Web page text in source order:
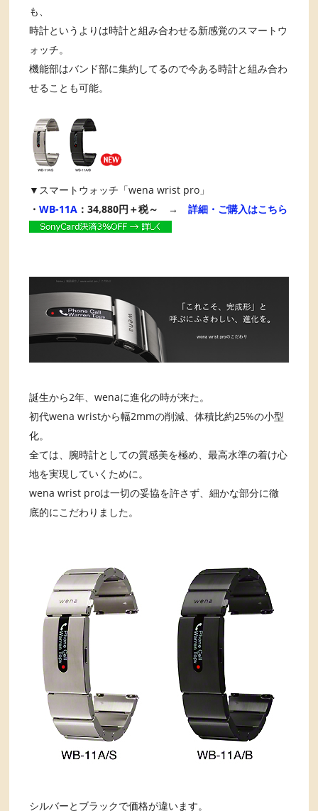
も、
時計というよりは時計と組み合わせる新感覚のスマートウ
ォッチ。
機能部はバンド部に集約してるので今ある時計と組み合わ
せることも可能。
▼スマートウォッチ「wena wrist pro」
・WB-11A ：34,880円＋税～ →詳細・ご購入はこちら
誕生から2年、wenaに進化の時が来た。
初代wena wristから幅2mmの削減、体積比約25%の小型
化。
全ては、腕時計としての質感美を極め、最高水準の着け心
地を実現していくために。
wena wrist proは一切の妥協を許さず、細かな部分に徹
底的にこだわりました。
シルバーとブラックで価格が違います。